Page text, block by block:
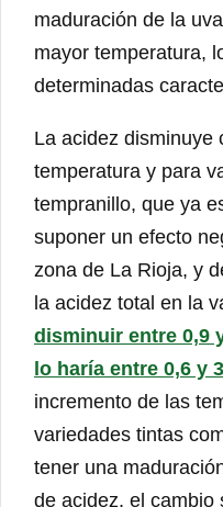
maduración de la
mayor temperatura,
determinadas
La acidez disminuye
temperatura y para
tempranillo, que ya
suponer un efecto
zona de La Rioja, y
la acidez total en la
disminuir entre 0,9
lo haría entre 0,6 y
incremento de las
variedades tintas
tener una
de acidez, el cambio